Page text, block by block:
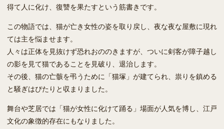
得て人に化け、復讐を果たすという筋書きです。
この物語では、猫が亡き女性の姿を取り戻し、夜な夜な屋敷に現れ
ては主を悩ませます。
人々は正体を見抜けず恐れおののきますが、ついに剣客が障子越し
の影を見て猫であることを見破り、退治します。
その後、猫の亡骸を弔うために「猫塚」が建てられ、祟りを鎮める
と騒ぎはぴたりと収まりました。
舞台や芝居では「猫が女性に化けて踊る」場面が人気を博し、江戸
文化の象徴的存在にもなりました。